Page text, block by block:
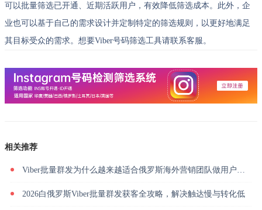
可以批量筛选已开通、近期活跃用户，有效降低筛选成本。此外，企
业也可以基于自己的需求设计并定制特定的筛选规则，以更好地满足
其目标受众的需求。想要Viber号码筛选工具请联系客服。
相关推荐
Viber批量群发为什么越来越适合俄罗斯海外营销团队做用户触达？
2026白俄罗斯Viber批量群发获客全攻略，解决触达慢与转化低